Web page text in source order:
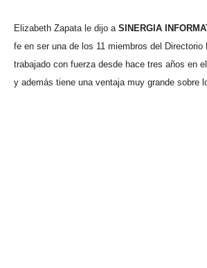
Elizabeth Zapata le dijo a SINERGIA
fe en ser una de los 11 miembros del Directorio
trabajado con fuerza desde hace tres años en
y además tiene una ventaja muy grande sobre